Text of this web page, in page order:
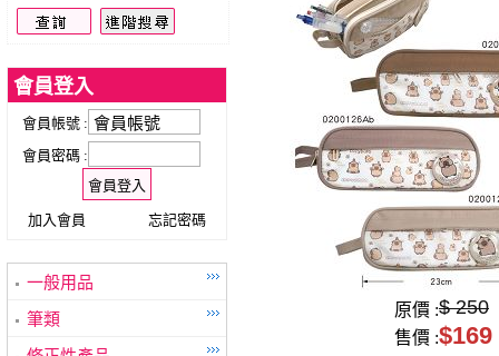
會員登入
會員帳號 :
會員密碼 :
加入會員 忘記密碼
一般用品
筆類
原價 :$ 250
售價 :$169